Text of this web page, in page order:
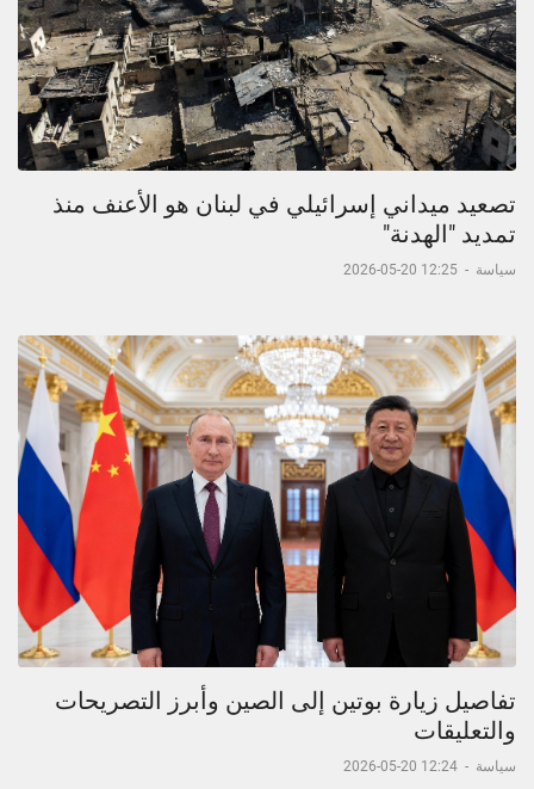
تصعيد ميداني إسرائيلي في لبنان هو الأعنف منذ
تمديد "الهدنة"
سياسة -
12:25 20-05-2026
تفاصيل زيارة بوتين إلى الصين وأبرز التصريحات
والتعليقات
سياسة -
12:24 20-05-2026